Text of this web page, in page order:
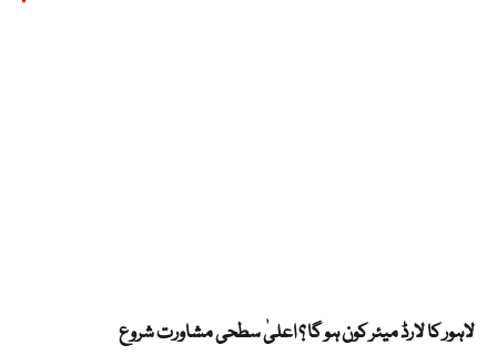
لاہور کا لارڈ میئر کون ہو گا ؟ اعلیٰ سطحی مشاورت شروع